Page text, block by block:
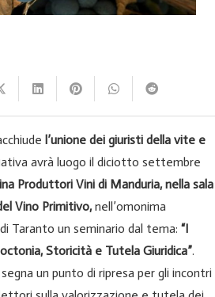
l’unione dei giuristi della vite e
avrà luogo il diciotto settembre
Produttori Vini di Manduria, nella sala
Vino Primitivo, nell’omonima
Taranto un seminario dal tema: “I
Storicità e Tutela Giuridica”.
un punto di ripresa per gli incontri